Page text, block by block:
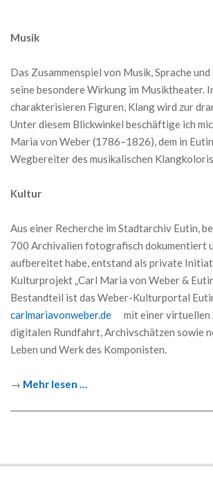
Musik
Das Zusammenspiel von Musik, Sprache
seine besondere Wirkung im Musiktheater.
charakterisieren Figuren, Klang wird zur
Unter diesem Blickwinkel beschäftige ich
Maria von Weber (1786–1826), dem in
Wegbereiter des musikalischen
Kultur
Aus einer Recherche im Stadtarchiv Eutin,
700 Archivalien fotografisch dokumentiert
aufbereitet habe, entstand als private
Kulturprojekt „Carl Maria von Weber &
Bestandteil ist das Weber-Kulturportal
carlmariavonweber.de
mit einer virtuellen
digitalen Rundfahrt, Archivschätzen sowie
Leben und Werk des Komponisten.
→ Mehr lesen …